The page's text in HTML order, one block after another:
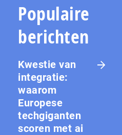
Populaire
berichten
Kwestie van
integratie:
waarom
Europese
techgiganten
scoren met ai